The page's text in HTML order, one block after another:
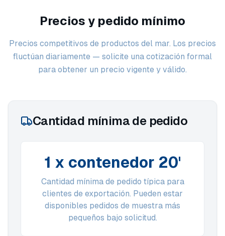
Precios y pedido mínimo
Precios competitivos de productos del mar. Los precios
fluctúan diariamente — solicite una cotización formal
para obtener un precio vigente y válido.
Cantidad mínima de pedido
1 x contenedor 20'
Cantidad mínima de pedido típica para
clientes de exportación. Pueden estar
disponibles pedidos de muestra más
pequeños bajo solicitud.